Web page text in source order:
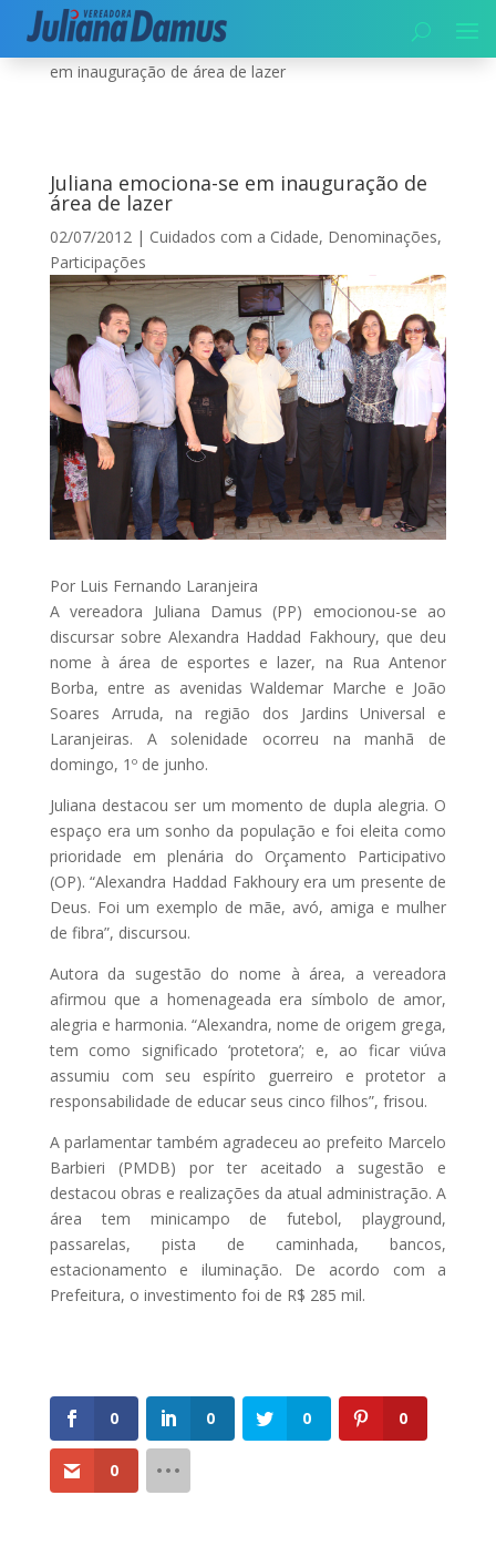
Início|Cuidados com a Cidade
Juliana emociona-se
em inauguração de área de lazer
Juliana emociona-se em inauguração de
área de lazer
02/07/2012| Cuidados com a Cidade, Denominações,
Participações
Por Luis Fernando Laranjeira
A vereadora Juliana Damus (PP) emocionou-se ao
discursar sobre Alexandra Haddad Fakhoury, que deu
nome à área de esportes e lazer, na Rua Antenor
Borba, entre as avenidas Waldemar Marche e João
Soares Arruda, na região dos Jardins Universal e
Laranjeiras. A solenidade ocorreu na manhã de
domingo, 1º de junho.
Juliana destacou ser um momento de dupla alegria. O
espaço era um sonho da população e foi eleita como
prioridade em plenária do Orçamento Participativo
(OP). “Alexandra Haddad Fakhoury era um presente de
Deus. Foi um exemplo de mãe, avó, amiga e mulher
de fibra”, discursou.
Autora da sugestão do nome à área, a vereadora
afirmou que a homenageada era símbolo de amor,
alegria e harmonia. “Alexandra, nome de origem grega,
tem como significado ‘protetora’; e, ao ficar viúva
assumiu com seu espírito guerreiro e protetor a
responsabilidade de educar seus cinco filhos”, frisou.
A parlamentar também agradeceu ao prefeito Marcelo
Barbieri (PMDB) por ter aceitado a sugestão e
destacou obras e realizações da atual administração. A
área tem minicampo de futebol, playground,
passarelas, pista de caminhada, bancos,
estacionamento e iluminação. De acordo com a
Prefeitura, o investimento foi de R$ 285 mil.
0 0 0 0
0